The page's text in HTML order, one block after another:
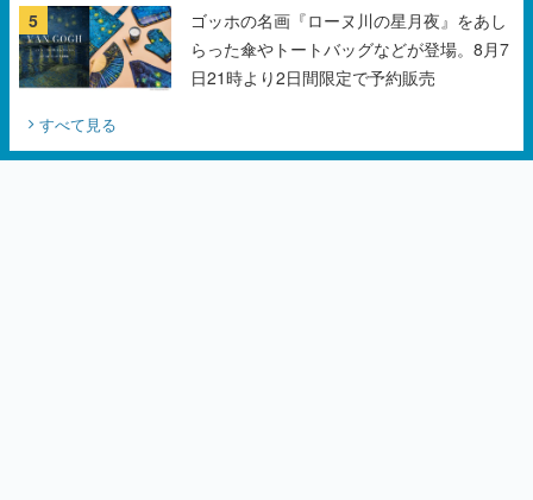
5
ゴッホの名画『ローヌ川の星月夜』をあし
らった傘やトートバッグなどが登場。8月7
日21時より2日間限定で予約販売
すべて見る